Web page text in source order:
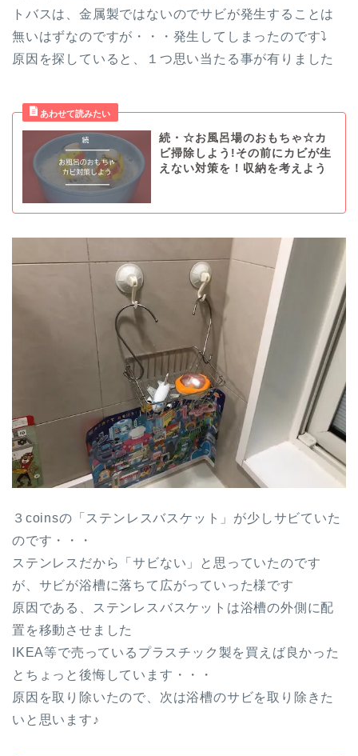
トバスは、金属製ではないのでサビが発生することは
無いはずなのですが・・・発生してしまったのです⤵︎
原因を探していると、１つ思い当たる事が有りました
続・☆お風呂場のおもちゃ☆カ
ビ掃除しよう!その前にカビが生
えない対策を！収納を考えよう
３coinsの「ステンレスバスケット」が少しサビていた
のです・・・
ステンレスだから「サビない」と思っていたのです
が、サビが浴槽に落ちて広がっていった様です
原因である、ステンレスバスケットは浴槽の外側に配
置を移動させました
IKEA等で売っているプラスチック製を買えば良かった
とちょっと後悔しています・・・
原因を取り除いたので、次は浴槽のサビを取り除きた
いと思います♪